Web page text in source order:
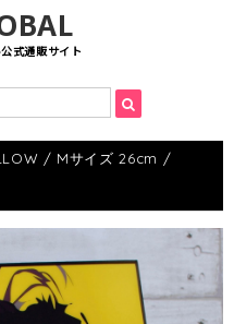
式通販サイト
/ Mサイズ 26cm /